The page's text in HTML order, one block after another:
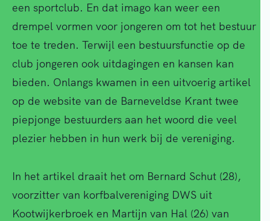
een sportclub. En dat imago kan weer een
drempel vormen voor jongeren om tot het bestuur
toe te treden. Terwijl een bestuursfunctie op de
club jongeren ook uitdagingen en kansen kan
bieden. Onlangs kwamen in een uitvoerig artikel
op de website van de Barneveldse Krant twee
piepjonge bestuurders aan het woord die veel
plezier hebben in hun werk bij de vereniging.
In het artikel draait het om Bernard Schut (28),
voorzitter van korfbalvereniging DWS uit
Kootwijkerbroek en Martijn van Hal (26) van